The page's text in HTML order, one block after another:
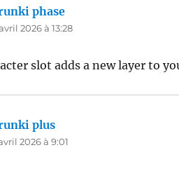
phase
2026 à 13:28
slot adds a new layer to
plus
2026 à 9:01